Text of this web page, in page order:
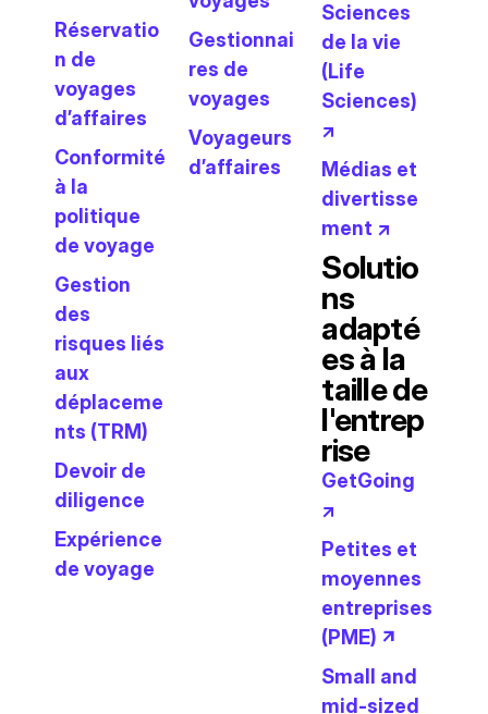
Réservatio
n de
voyages
d’affaires
Conformité
à la
politique
de voyage
Gestion
des
risques liés
aux
déplaceme
nts (TRM)
Devoir de
diligence
Expérience
de voyage
Gestionnai
res de
voyages
Voyageurs
d’affaires
Sciences
de la vie
(Life
Sciences)
↗
Médias et
divertisse
ment ↗
Solutio
ns
adapté
es à la
taille de
l'entrep
rise
GetGoing
↗
Petites et
moyennes
entreprises
(PME) ↗
Small and
mid-sized